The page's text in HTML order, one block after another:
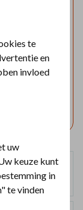
te
en
invloed
uw
keuze kunt
in
te vinden